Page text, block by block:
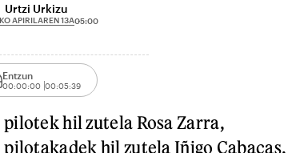
Urtzi Urkizu
APIRILAREN 13A05:00
Entzun
00:00:00 00:05:39
hil zutela Rosa Zarra,
hil zutela Iñigo Cabacas,